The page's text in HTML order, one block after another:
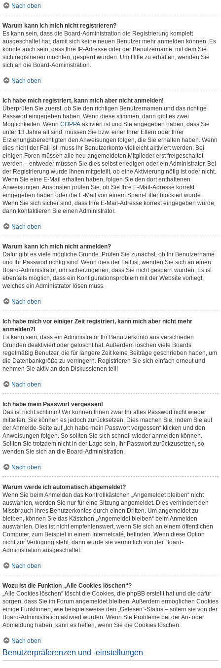
Nach oben
Warum kann ich mich nicht registrieren?
Es kann sein, dass die Board-Administration die Registrierung komplett
ausgeschaltet hat, damit sich keine neuen Benutzer mehr anmelden können. Es
könnte auch sein, dass Ihre IP-Adresse oder der Benutzername, mit dem Sie
sich registrieren möchten, gesperrt wurden. Um Hilfe zu erhalten, wenden Sie
sich an die Board-Administration.
Nach oben
Ich habe mich registriert, kann mich aber nicht anmelden!
Überprüfen Sie zuerst, ob Sie den richtigen Benutzernamen und das richtige
Passwort eingegeben haben. Wenn diese stimmen, dann gibt es zwei
Möglichkeiten. Wenn COPPA aktiviert ist und Sie angegeben haben, dass Sie
unter 13 Jahre alt sind, müssen Sie bzw. einer Ihrer Eltern oder Ihrer
Erziehungsberechtigten den Anweisungen folgen, die Sie erhalten haben. Wenn
dies nicht der Fall ist, muss Ihr Benutzerkonto vielleicht aktiviert werden. Bei
einigen Foren müssen alle neu angemeldeten Mitglieder erst freigeschaltet
werden – entweder müssen Sie dies selbst erledigen oder ein Administrator. Bei
der Registrierung wurde Ihnen mitgeteilt, ob eine Aktivierung nötig ist oder nicht.
Wenn Sie eine E-Mail erhalten haben, folgen Sie den dort enthaltenen
Anweisungen. Ansonsten prüfen Sie, ob Sie Ihre E-Mail-Adresse korrekt
eingegeben haben oder die E-Mail von einem Spam-Filter blockiert wurde.
Wenn Sie sich sicher sind, dass Ihre E-Mail-Adresse korrekt eingegeben wurde,
dann kontaktieren Sie einen Administrator.
Nach oben
Warum kann ich mich nicht anmelden?
Dafür gibt es viele mögliche Gründe. Prüfen Sie zunächst, ob Ihr Benutzername
und Ihr Passwort richtig sind. Wenn dies der Fall ist, wenden Sie sich an einen
Board-Administrator, um sicherzugehen, dass Sie nicht gesperrt wurden. Es ist
ebenfalls möglich, dass ein Konfigurationsproblem mit der Website vorliegt,
welches ein Administrator lösen muss.
Nach oben
Ich habe mich vor einiger Zeit registriert, kann mich aber nicht mehr
anmelden?!
Es kann sein, dass ein Administrator Ihr Benutzerkonto aus verschieden
Gründen deaktiviert oder gelöscht hat. Außerdem löschen viele Boards
regelmäßig Benutzer, die für längere Zeit keine Beiträge geschrieben haben, um
die Datenbankgröße zu verringern. Registrieren Sie sich einfach erneut und
nehmen Sie aktiv an den Diskussionen teil!
Nach oben
Ich habe mein Passwort vergessen!
Das ist nicht schlimm! Wir können Ihnen zwar Ihr altes Passwort nicht wieder
mitteilen, Sie können es jedoch zurücksetzen. Dies machen Sie, indem Sie auf
der Anmelde-Seite auf „Ich habe mein Passwort vergessen“ klicken und den
Anweisungen folgen. So sollten Sie sich schnell wieder anmelden können.
Sollten Sie trotzdem nicht in der Lage sein, Ihr Passwort zurückzusetzen, so
wenden Sie sich an die Board-Administration.
Nach oben
Warum werde ich automatisch abgemeldet?
Wenn Sie beim Anmelden das Kontrollkästchen „Angemeldet bleiben“ nicht
auswählen, werden Sie nur für eine Sitzung angemeldet. Dies verhindert den
Missbrauch Ihres Benutzerkontos durch einen Dritten. Um angemeldet zu
bleiben, können Sie das Kästchen „Angemeldet bleiben“ beim Anmelden
auswählen. Dies ist nicht empfehlenswert, wenn Sie sich an einem öffentlichen
Computer, zum Beispiel in einem Internetcafé, befinden. Wenn diese Option
nicht zur Verfügung steht, dann wurde sie vermutlich von der Board-
Administration ausgeschaltet.
Nach oben
Wozu ist die Funktion „Alle Cookies löschen“?
„Alle Cookies löschen“ löscht die Cookies, die phpBB erstellt hat und die dafür
sorgen, dass Sie im Forum angemeldet bleiben. Außerdem ermöglichen Cookies
einige Funktionen, wie beispielsweise den „Gelesen“-Status – sofern sie von der
Board-Administration aktiviert wurden. Wenn Sie Probleme bei der An- oder
Abmeldung haben, kann es helfen, wenn Sie die Cookies löschen.
Nach oben
Benutzerpräferenzen und -einstellungen